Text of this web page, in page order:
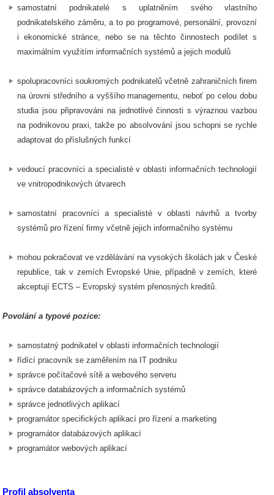
samostatní podnikatelé s uplatněním svého vlastního
podnikatelského záměru, a to po programové, personální, provozní
i ekonomické stránce, nebo se na těchto činnostech podílet s
maximálním využitím informačních systémů a jejich modulů
spolupracovníci soukromých podnikatelů včetně zahraničních firem
na úrovni středního a vyššího managementu, neboť po celou dobu
studia jsou připravováni na jednotlivé činnosti s výraznou vazbou
na podnikovou praxi, takže po absolvování jsou schopni se rychle
adaptovat do příslušných funkcí
vedoucí pracovníci a specialisté v oblasti informačních technologií
ve vnitropodnikových útvarech
samostatní pracovníci a specialisté v oblasti návrhů a tvorby
systémů pro řízení firmy včetně jejich informačního systému
mohou pokračovat ve vzdělávání na vysokých školách jak v České
republice, tak v zemích Evropské Unie, případně v zemích, které
akceptují ECTS – Evropský systém přenosných kreditů.
Povolání a typové pozice:
samostatný podnikatel v oblasti informačních technologií
řídící pracovník se zaměřením na IT podniku
správce počítačové sítě a webového serveru
správce databázových a informačních systémů
správce jednotlivých aplikací
programátor specifických aplikací pro řízení a marketing
programátor databázových aplikací
programátor webových aplikací
Profil absolventa